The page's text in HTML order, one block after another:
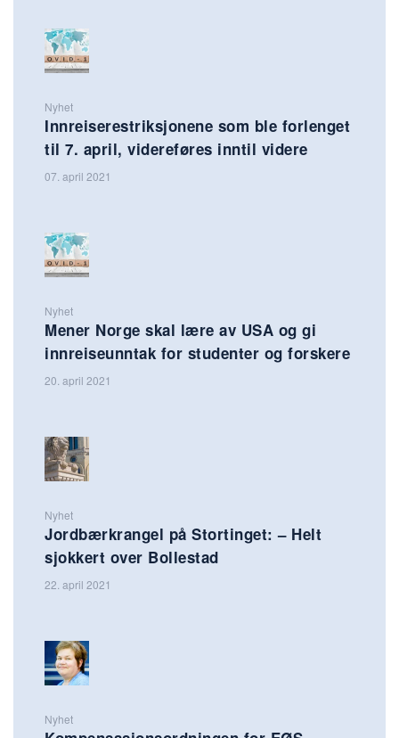
Nyhet
Innreiserestriksjonene som ble forlenget
til 7. april, videreføres inntil videre
07. april 2021
Nyhet
Mener Norge skal lære av USA og gi
innreiseunntak for studenter og forskere
20. april 2021
Nyhet
Jordbærkrangel på Stortinget: – Helt
sjokkert over Bollestad
22. april 2021
Nyhet